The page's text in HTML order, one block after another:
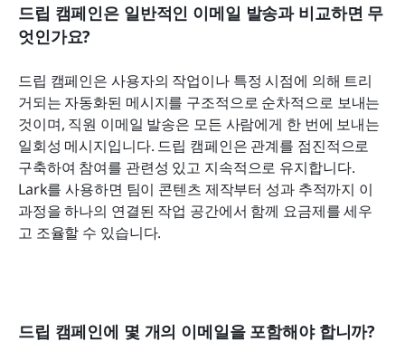
드립 캠페인은 일반적인 이메일 발송과 비교하면 무
엇인가요?
드립 캠페인은 사용자의 작업이나 특정 시점에 의해 트리
거되는 자동화된 메시지를 구조적으로 순차적으로 보내는
것이며, 직원 이메일 발송은 모든 사람에게 한 번에 보내는
일회성 메시지입니다. 드립 캠페인은 관계를 점진적으로
구축하여 참여를 관련성 있고 지속적으로 유지합니다.
Lark를 사용하면 팀이 콘텐츠 제작부터 성과 추적까지 이
과정을 하나의 연결된 작업 공간에서 함께 요금제를 세우
고 조율할 수 있습니다.
드립 캠페인에 몇 개의 이메일을 포함해야 합니까?